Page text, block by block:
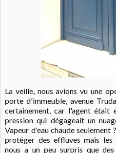
La veille, nous avions vu une
porte d'immeuble, avenue
certainement, car l'agent était
pression qui dégageait un
Vapeur d'eau chaude
protéger des effluves mais les
nous a un peu surpris que